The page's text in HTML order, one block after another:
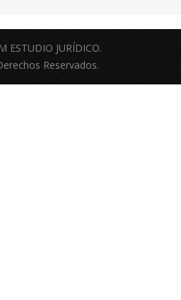
ESTUDIO JURÍDICO.
Reservados.